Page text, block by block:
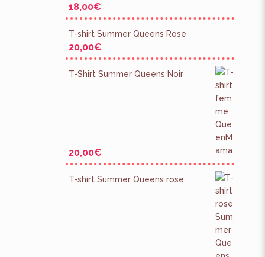
18,00€
T-shirt Summer Queens Rose
20,00€
T-Shirt Summer Queens Noir
20,00€
T-shirt Summer Queens rose